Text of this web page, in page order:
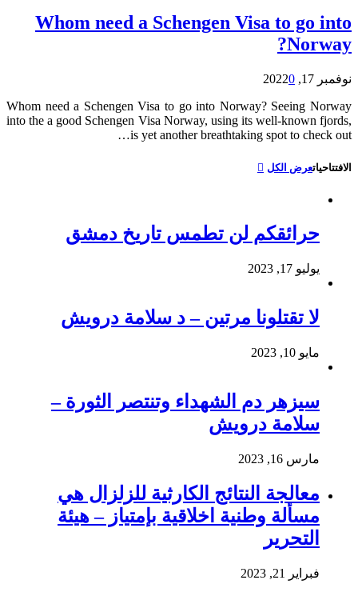
Whom need a Schengen Visa to go into
Norway?
نوفمبر 17, 2022
0
Whom need a Schengen Visa to go into Norway? Seeing Norway
into the a good Schengen Visa Norway, using its well-known fjords,
is yet another breathtaking spot to check out…
الافتتاحياتعرض الكل
حرائقكم لن تطمس تاريخ دمشق
يوليو 17, 2023
لا تقتلونا مرتين – د سلامة درويش
مايو 10, 2023
سيزهر دم الشهداء وتنتصر الثورة –
سلامة درويش
مارس 16, 2023
معالجة النتائج الكارثية للزلزال هي
مسألة وطنية اخلاقية بإمتياز – هيئة
التحرير
فبراير 21, 2023